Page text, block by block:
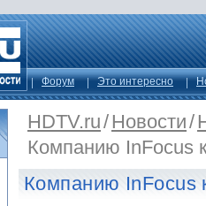
Форум Это интересно
HDTV.ru/Новости/
Компанию InFocus
Компанию InFocus